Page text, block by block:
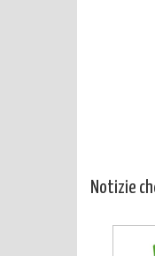
Notizie